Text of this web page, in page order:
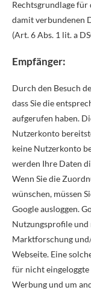
Rechtsgrundlage für
damit verbundenen
(Art. 6 Abs. 1 lit. a
Empfänger:
Durch den Besuch
dass Sie die
aufgerufen haben.
Nutzerkonto
keine Nutzerkonto
werden Ihre Daten
Wenn Sie die
wünschen, müssen
Google ausloggen.
Nutzungsprofile
Marktforschung
Webseite. Eine
für nicht
Werbung und um